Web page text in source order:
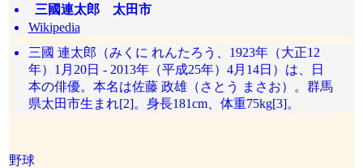
三國連太郎 太田市
Wikipedia
三國 連太郎（みくに れんたろう、1923年（大正12
年）1月20日 - 2013年（平成25年）4月14日）は、日
本の俳優。本名は佐藤 政雄（さとう まさお）。群馬
県太田市生まれ[2]。身長181cm、体重75kg[3]。
野球